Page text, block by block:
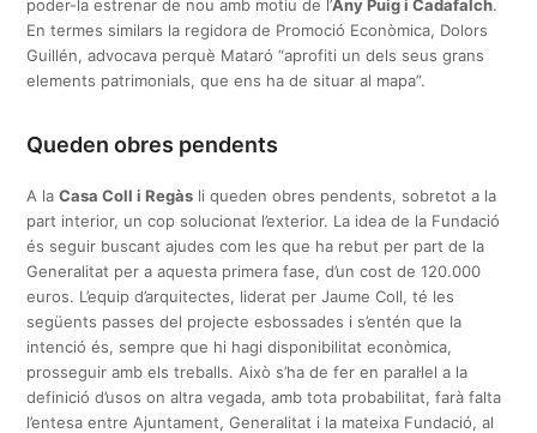
poder-la estrenar de nou amb motiu de l’Any Puig i Cadafalch.
En termes similars la regidora de Promoció Econòmica, Dolors
Guillén, advocava perquè Mataró “aprofiti un dels seus grans
elements patrimonials, que ens ha de situar al mapa”.
Queden obres pendents
A laCasa Coll i Regàs li queden obres pendents, sobretot a la
part interior, un cop solucionat l’exterior. La idea de la Fundació
és seguir buscant ajudes com les que ha rebut per part de la
Generalitat per a aquesta primera fase, d’un cost de 120.000
euros. L’equip d’arquitectes, liderat per Jaume Coll, té les
següents passes del projecte esbossades i s’entén que la
intenció és, sempre que hi hagi disponibilitat econòmica,
prosseguir amb els treballs. Això s’ha de fer en paral·lel a la
definició d’usos on altra vegada, amb tota probabilitat, farà falta
l’entesa entre Ajuntament, Generalitat i la mateixa Fundació, al